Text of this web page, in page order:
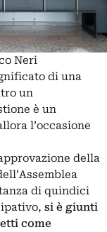
Neri
di una
un
è un
l’occasione
della
di quindici
si è giunti
come